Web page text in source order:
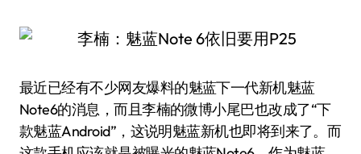
最近已经有不少网友爆料的魅蓝下一代新机魅蓝
Note6的消息，而且李楠的微博小尾巴也改成了“下
款魅蓝Android”，这说明魅蓝新机也即将到来了。而